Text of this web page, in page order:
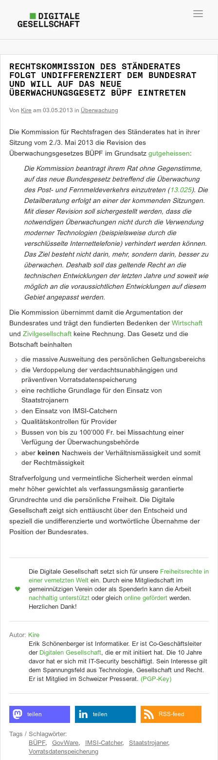
RECHTSKOMMISSION DES STÄNDERATES
FOLGT UNDIFFERENZIERT DEM BUNDESRAT
UND WILL AUF DAS NEUE
ÜBERWACHUNGSGESETZ BÜPF EINTRETEN
Von Kire am 03.05.2013 in Überwachung
Die Kommission für Rechtsfragen des Ständerates hat in ihrer
Sitzung vom 2./3. Mai 2013 die Revision des
Überwachungsgesetzes BÜPF im Grundsatz gutgeheissen:
Die Kommission beantragt ihrem Rat ohne Gegenstimme,
auf das neue Bundesgesetz betreffend die Überwachung
des Post- und Fernmeldeverkehrs einzutreten (13.025). Die
Detailberatung erfolgt an einer der kommenden Sitzungen.
Mit dieser Revision soll sichergestellt werden, dass die
notwendigen Überwachungen nicht durch die Verwendung
moderner Technologien (beispielsweise durch die
verschlüsselte Internettelefonie) verhindert werden können.
Das Ziel besteht nicht darin, mehr, sondern darin, besser zu
überwachen. Deshalb soll das geltende Recht an die
technischen Entwicklungen der letzten Jahre und soweit wie
möglich an die voraussichtlichen Entwicklungen auf diesem
Gebiet angepasst werden.
Die Kommission übernimmt damit die Argumentation der
Bundesrates und trägt den fundierten Bedenken der Wirtschaft
und Zivilgesellschaft keine Rechnung. Das Gesetz und die
Botschaft beinhalten
die massive Ausweitung des persönlichen Geltungsbereichs
die Verdoppelung der verdachtsunabhängigen und
präventiven Vorratsdatenspeicherung
eine rechtliche Grundlage für den Einsatz von
Staatstrojanern
den Einsatz von IMSI-Catchern
Qualitätskontrollen für Provider
Bussen von bis zu 100’000 Fr. bei Missachtung einer
Verfügung der Überwachungsbehörde
aber keinen Nachweis der Verhältnismässigkeit und somit
der Rechtmässigkeit
Strafverfolgung und vermeintliche Sicherheit werden einmal
mehr höher gewichtet als verfassungsmässig garantierte
Grundrechte und die persönliche Freiheit. Die Digitale
Gesellschaft zeigt sich enttäuscht über den Entscheid und
speziell die undifferenzierte und wortwörtliche Übernahme der
Position der Bundesrates.
Die Digitale Gesellschaft setzt sich für unsere Freiheitsrechte in
einer vernetzten Welt ein. Durch eine Mitgliedschaft im
gemeinnützigen Verein oder als SpenderIn kann die Arbeit
nachhaltig unterstützt oder gleich online gefördert werden.
Herzlichen Dank!
Autor: Kire
Erik Schönenberger ist Informatiker. Er ist Co-Geschäftsleiter
der Digitalen Gesellschaft, die er mit initiiert hat. Die 10 Jahre
davor hat er sich mit IT-Security beschäftigt. Sein Interesse gilt
dem Spannungsfeld aus Technologie, Gesellschaft und Recht.
Er ist Mitglied im Schweizer Presserat. (PGP-Key)
teilen teilen RSS-feed
Tags / Schlagwörter:
BÜPF, GovWare, IMSI-Catcher, Staatstrojaner,
Vorratsdatenspeicherung